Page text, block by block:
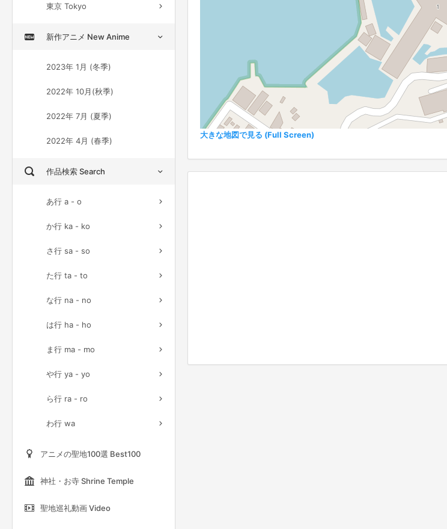
東京 Tokyo
新作アニメ New Anime
2023年 1月 (冬季)
2022年 10月(秋季)
2022年 7月 (夏季)
2022年 4月 (春季)
作品検索 Search
あ行 a - o
か行 ka - ko
さ行 sa - so
た行 ta - to
な行 na - no
は行 ha - ho
ま行 ma - mo
や行 ya - yo
ら行 ra - ro
わ行 wa
アニメの聖地100選 Best100
神社・お寺 Shrine Temple
聖地巡礼動画 Video
大きな地図で見る (Full Screen)